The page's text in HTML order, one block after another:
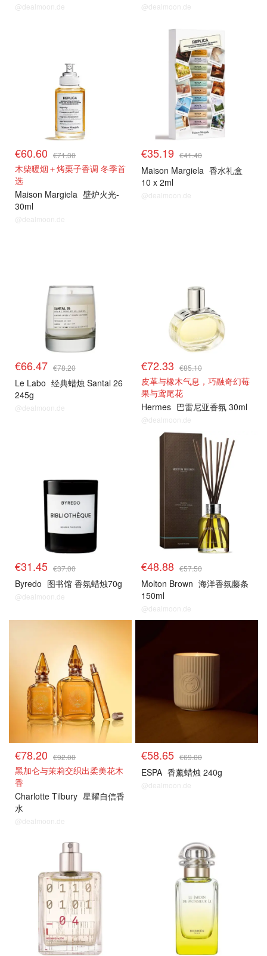
@dealmoon.de @dealmoon.de
€60.60 €71.30
木柴暖烟＋烤栗子香调 冬季首
选
Maison Margiela 壁炉火光-
30ml
@dealmoon.de
€35.19 €41.40
Maison Margiela 香水礼盒
10 x 2ml
@dealmoon.de
€66.47 €78.20
Le Labo 经典蜡烛 Santal 26
245g
@dealmoon.de
€72.33 €85.10
皮革与橡木气息，巧融奇幻莓
果与鸢尾花
Hermes 巴雷尼亚香氛 30ml
@dealmoon.de
€31.45 €37.00
Byredo 图书馆 香氛蜡烛70g
@dealmoon.de
€48.88 €57.50
Molton Brown 海洋香氛藤条
150ml
@dealmoon.de
€78.20 €92.00
黑加仑与茉莉交织出柔美花木
香
Charlotte Tilbury 星耀自信香
水
@dealmoon.de
€58.65 €69.00
ESPA 香薰蜡烛 240g
@dealmoon.de